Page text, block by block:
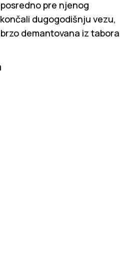
pre njenog
dugogodišnju vezu,
demantovana iz tabora